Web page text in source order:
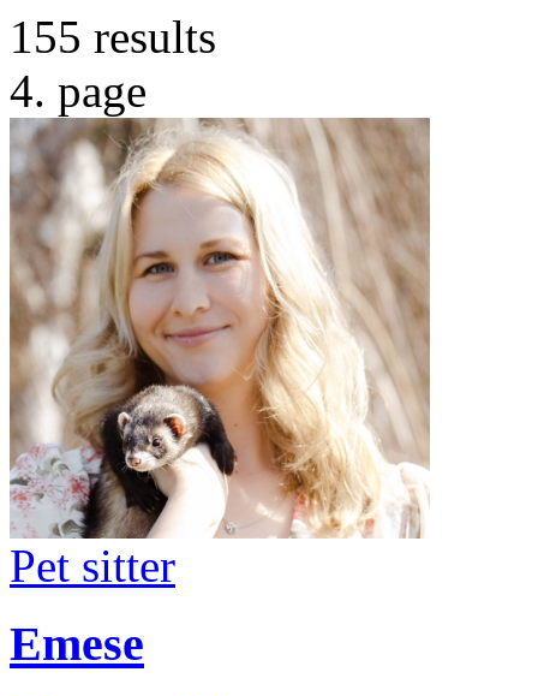
155 results
4. page
Pet sitter
Emese